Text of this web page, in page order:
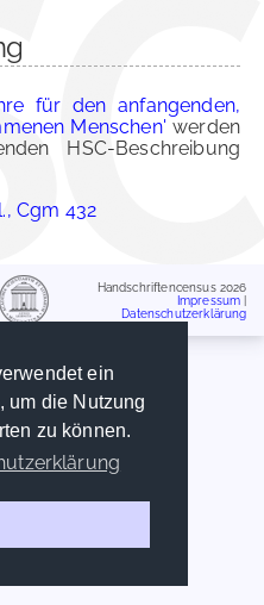
ein
um die Nutzung
zu können.
für den anfangenden,
Menschen' werden
HSC-Beschreibung
Cgm 432
Handschriftencensus 2026
Impressum
Datenschutzerklärung